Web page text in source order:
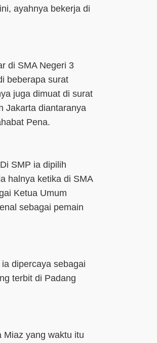
ayahnya bekerja di
di SMA Negeri 3
beberapa surat
juga dimuat di surat
Jakarta diantaranya
Pena.
SMP ia dipilih
halnya ketika di SMA
Ketua Umum
sebagai pemain
dipercaya sebagai
terbit di Padang
Miaz yang waktu itu